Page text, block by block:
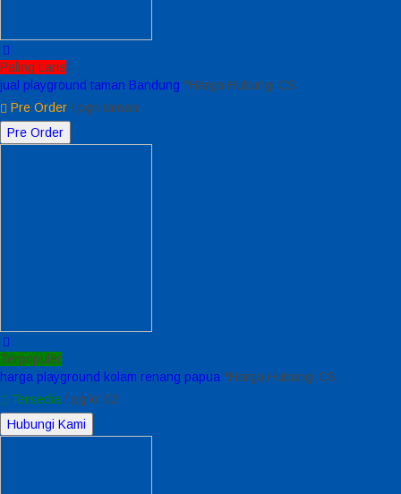
Paling Laris
jual playground taman Bandung *Harga Hubungi CS
Pre Order / pgn taman
Pre Order
Terpopuler
harga playground kolam renang papua *Harga Hubungi CS
Tersedia / pg kr 02
Hubungi Kami